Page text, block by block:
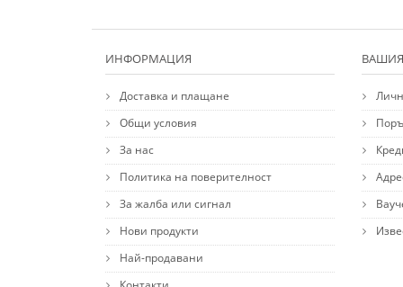
ИНФОРМАЦИЯ
Доставка и плащане
Общи условия
За нас
Политика на поверителност
За жалба или сигнал
Нови продукти
Най-продавани